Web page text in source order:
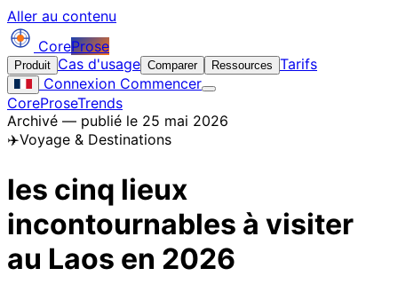
Aller au contenu
CoreProse
Produit Cas d'usage Comparer Ressources Tarifs
Connexion Commencer
CoreProseTrends
Archivé — publié le 25 mai 2026
✈️Voyage & Destinations
les cinq lieux
incontournables à visiter
au Laos en 2026